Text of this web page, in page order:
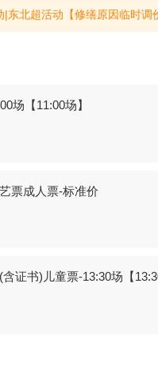
究决定，对景区参观动线及门票价格进行临时调整。具体事项公告如下：一、临时调价执行时段2026年7月22日起至2026年9月30日止，文物修缮工程完工后即刻恢复原门票
场【11:00场】
票成人票-标准价
证书)儿童票-13:30场【